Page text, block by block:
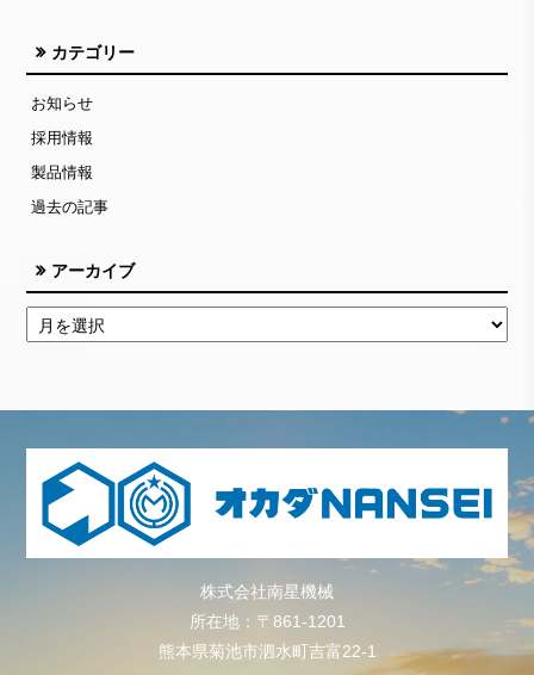
カテゴリー
お知らせ
採用情報
製品情報
過去の記事
アーカイブ
株式会社南星機械
所在地：〒861-1201
熊本県菊池市泗水町吉富22-1